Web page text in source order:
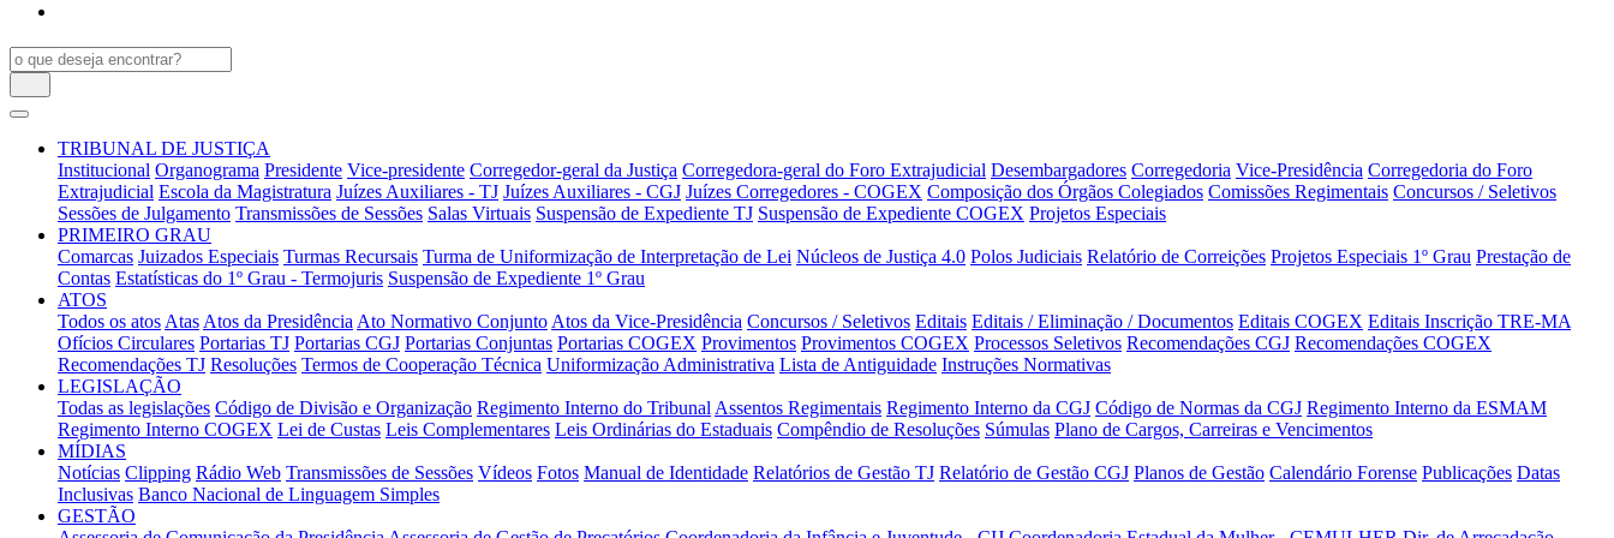
TRIBUNAL DE JUSTIÇA
Institucional Organograma Presidente Vice-presidente Corregedor-geral da Justiça Corregedora-geral do Foro Extrajudicial Desembargadores Corregedoria Vice-Presidência Corregedoria do Foro
Extrajudicial Escola da Magistratura Juízes Auxiliares - TJ Juízes Auxiliares - CGJ Juízes Corregedores - COGEX Composição dos Órgãos Colegiados Comissões Regimentais Concursos / Seletivos
Sessões de Julgamento Transmissões de Sessões Salas Virtuais Suspensão de Expediente TJ Suspensão de Expediente COGEX Projetos Especiais
PRIMEIRO GRAU
Comarcas Juizados Especiais Turmas Recursais Turma de Uniformização de Interpretação de Lei Núcleos de Justiça 4.0 Polos Judiciais Relatório de Correições Projetos Especiais 1º Grau Prestação de
Contas Estatísticas do 1º Grau - Termojuris Suspensão de Expediente 1º Grau
ATOS
Todos os atos Atas Atos da Presidência Ato Normativo Conjunto Atos da Vice-Presidência Concursos / Seletivos Editais Editais / Eliminação / Documentos Editais COGEX Editais Inscrição TRE-MA
Ofícios Circulares Portarias TJ Portarias CGJ Portarias Conjuntas Portarias COGEX Provimentos Provimentos COGEX Processos Seletivos Recomendações CGJ Recomendações COGEX
Recomendações TJ Resoluções Termos de Cooperação Técnica Uniformização Administrativa Lista de Antiguidade Instruções Normativas
LEGISLAÇÃO
Todas as legislações Código de Divisão e Organização Regimento Interno do Tribunal Assentos Regimentais Regimento Interno da CGJ Código de Normas da CGJ Regimento Interno da ESMAM
Regimento Interno COGEX Lei de Custas Leis Complementares Leis Ordinárias do Estaduais Compêndio de Resoluções Súmulas Plano de Cargos, Carreiras e Vencimentos
MÍDIAS
Notícias Clipping Rádio Web Transmissões de Sessões Vídeos Fotos Manual de Identidade Relatórios de Gestão TJ Relatório de Gestão CGJ Planos de Gestão Calendário Forense Publicações Datas
Inclusivas Banco Nacional de Linguagem Simples
GESTÃO